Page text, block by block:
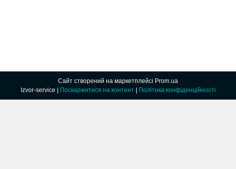
Сайт створений на маркетплейсі Prom.ua
Поскаржитися на контент Політика конфіденційності